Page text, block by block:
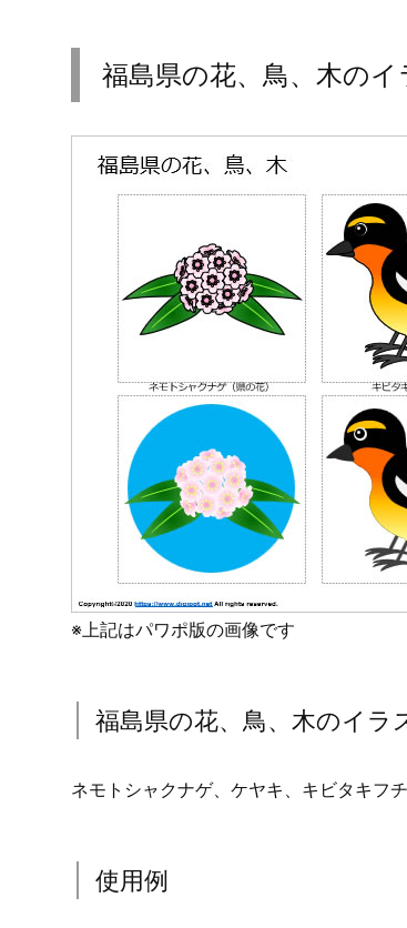
福島県の花、鳥、木の
※上記はパワポ版の画像です
福島県の花、鳥、木のイラ
ネモトシャクナゲ、ケヤキ、キビタキフ
使用例